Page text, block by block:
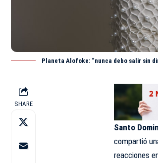
Planeta Alofoke: “nunca debo salir sin
SHARE
Santo
compartió
reacciones